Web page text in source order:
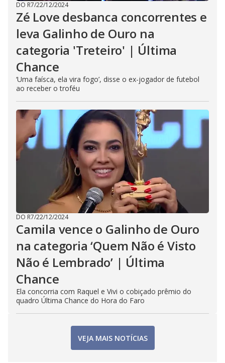
DO R7/22/12/2024
Zé Love desbanca concorrentes e
leva Galinho de Ouro na
categoria 'Treteiro' | Última
Chance
‘Uma faísca, ela vira fogo’, disse o ex-jogador de futebol
ao receber o troféu
DO R7/22/12/2024
Camila vence o Galinho de Ouro
na categoria ‘Quem Não é Visto
Não é Lembrado’ | Última
Chance
Ela concorria com Raquel e Vivi o cobiçado prêmio do
quadro Última Chance do Hora do Faro
VEJA MAIS NOTÍCIAS